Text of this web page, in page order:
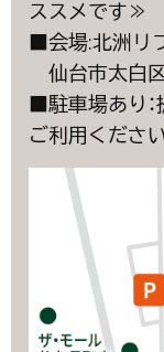
ススメです≫
■会場:北洲リ
仙台市太白
■駐車場あり：
ご利用ください